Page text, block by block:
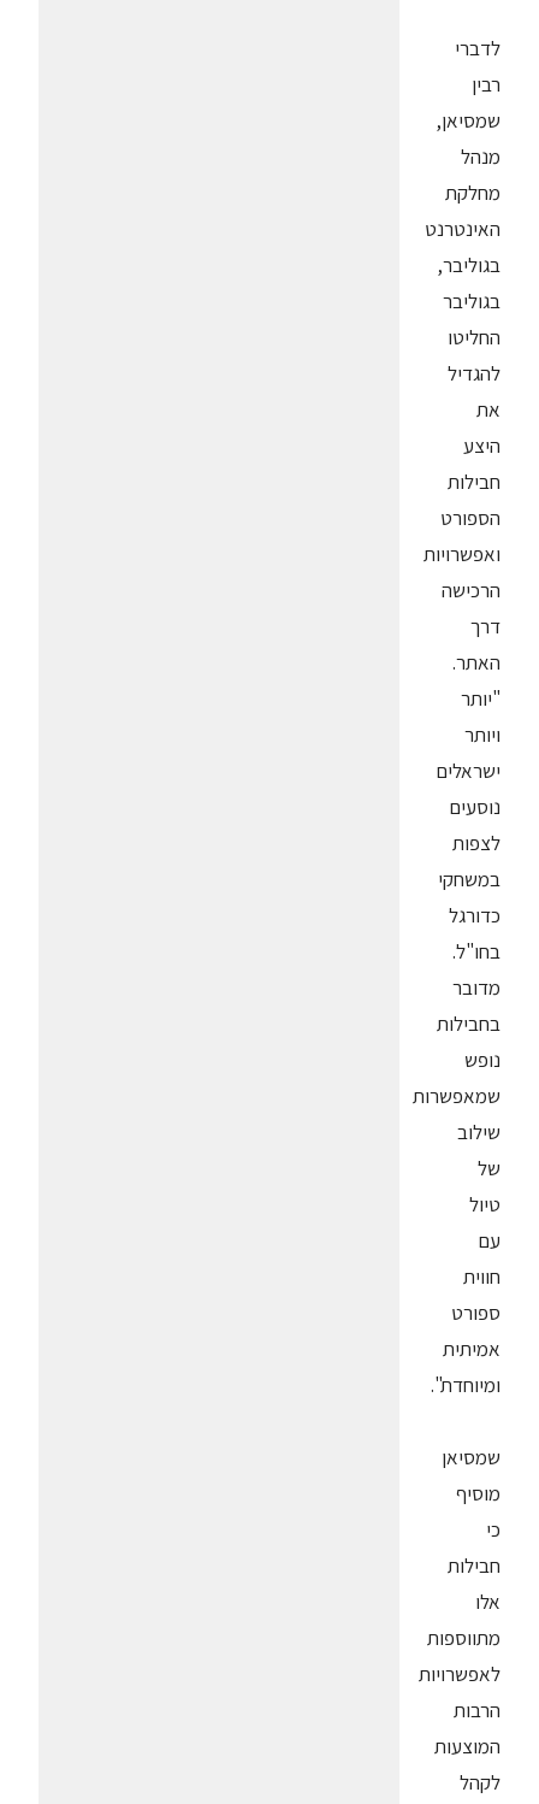
לדברי
רבין
שמסיאן,
מנהל
מחלקת
האינטרנט
בגוליבר,
בגוליבר
החליטו
להגדיל
את
היצע
חבילות
הספורט
ואפשרויות
הרכישה
דרך
האתר.
"יותר
ויותר
ישראלים
נוסעים
לצפות
במשחקי
כדורגל
בחו"ל.
מדובר
בחבילות
נופש
שמאפשרות
שילוב
של
טיול
עם
חווית
ספורט
אמיתית
ומיוחדת".
שמסיאן
מוסיף
כי
חבילות
אלו
מתווספות
לאפשרויות
הרבות
המוצעות
לקהל